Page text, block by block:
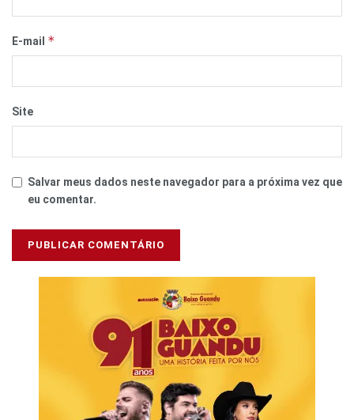
E-mail *
Site
Salvar meus dados neste navegador para a próxima vez que
eu comentar.